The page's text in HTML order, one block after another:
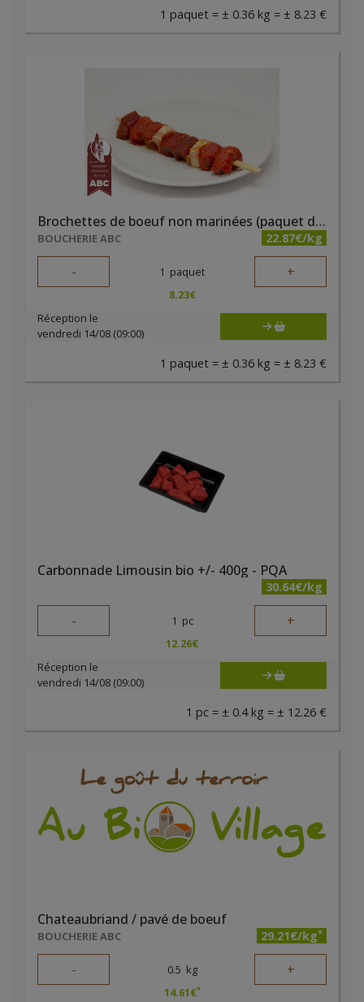
1 paquet = ± 0.36 kg = ± 8.23 €
Brochettes de boeuf non marinées (paquet de 2 pièces)
BOUCHERIE ABC 22.87€/kg
- 1 paquet +
8.23€
Réception le
vendredi 14/08 (09:00)
1 paquet = ± 0.36 kg = ± 8.23 €
Carbonnade Limousin bio +/- 400g - PQA
30.64€/kg
- 1 pc +
12.26€
Réception le
vendredi 14/08 (09:00)
1 pc = ± 0.4 kg = ± 12.26 €
Chateaubriand / pavé de boeuf
BOUCHERIE ABC 29.21€/kg*
- 0.5 kg +
14.61€*